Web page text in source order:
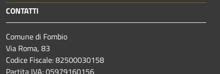
CONTATTI
Comune di Fombio
Via Roma, 83
Codice Fiscale: 82500030158